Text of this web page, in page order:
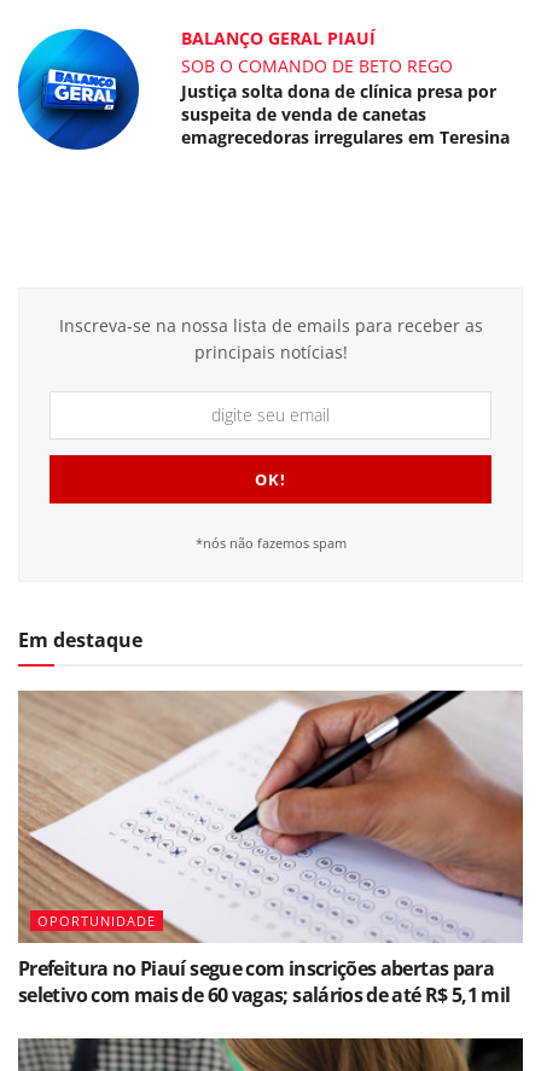
BALANÇO GERAL PIAUÍ
SOB O COMANDO DE BETO REGO
Justiça solta dona de clínica presa por
suspeita de venda de canetas
emagrecedoras irregulares em Teresina
Inscreva-se na nossa lista de emails para receber as
principais notícias!
*nós não fazemos spam
Em destaque
OPORTUNIDADE
Prefeitura no Piauí segue com inscrições abertas para
seletivo com mais de 60 vagas; salários de até R$ 5,1 mil